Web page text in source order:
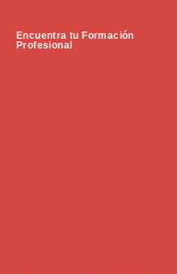
Encuentra tu Formación
Profesional